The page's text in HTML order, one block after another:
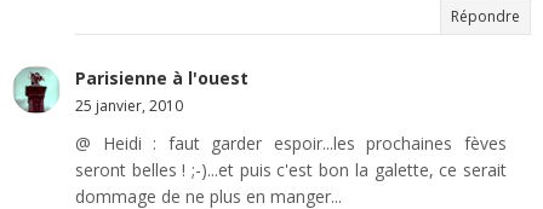
Répondre
Parisienne à l'ouest
25 janvier, 2010
@ Heidi : faut garder espoir...les prochaines fèves
seront belles ! ;-)...et puis c'est bon la galette, ce serait
dommage de ne plus en manger...